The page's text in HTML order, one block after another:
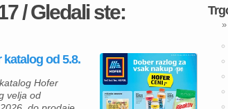
/ Gledali ste:
katalog od 5.8.
Hofer
velja od
»